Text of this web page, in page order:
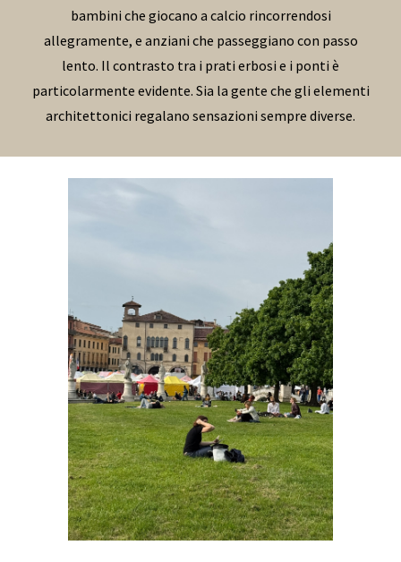
bambini che giocano a calcio rincorrendosi
allegramente, e anziani che passeggiano con passo
lento. Il contrasto tra i prati erbosi e i ponti è
particolarmente evidente. Sia la gente che gli elementi
architettonici regalano sensazioni sempre diverse.